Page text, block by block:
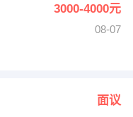
3000-4000元
08-07
面议